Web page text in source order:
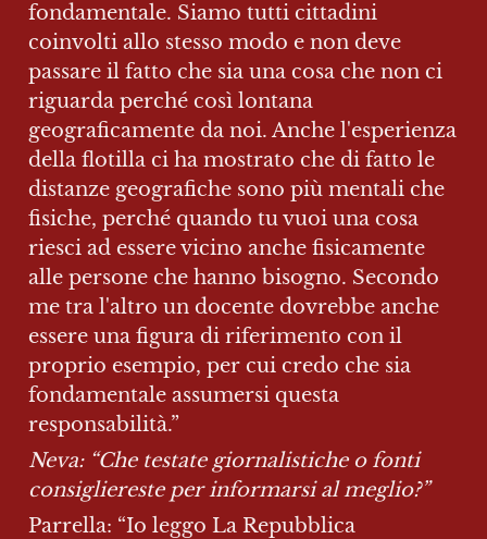
fondamentale. Siamo tutti cittadini
coinvolti allo stesso modo e non deve
passare il fatto che sia una cosa che non ci
riguarda perché così lontana
geograficamente da noi. Anche l'esperienza
della flotilla ci ha mostrato che di fatto le
distanze geografiche sono più mentali che
fisiche, perché quando tu vuoi una cosa
riesci ad essere vicino anche fisicamente
alle persone che hanno bisogno. Secondo
me tra l'altro un docente dovrebbe anche
essere una figura di riferimento con il
proprio esempio, per cui credo che sia
fondamentale assumersi questa
responsabilità.”
Neva: “Che testate giornalistiche o fonti
consigliereste per informarsi al meglio?”
Parrella: “Io leggo La Repubblica